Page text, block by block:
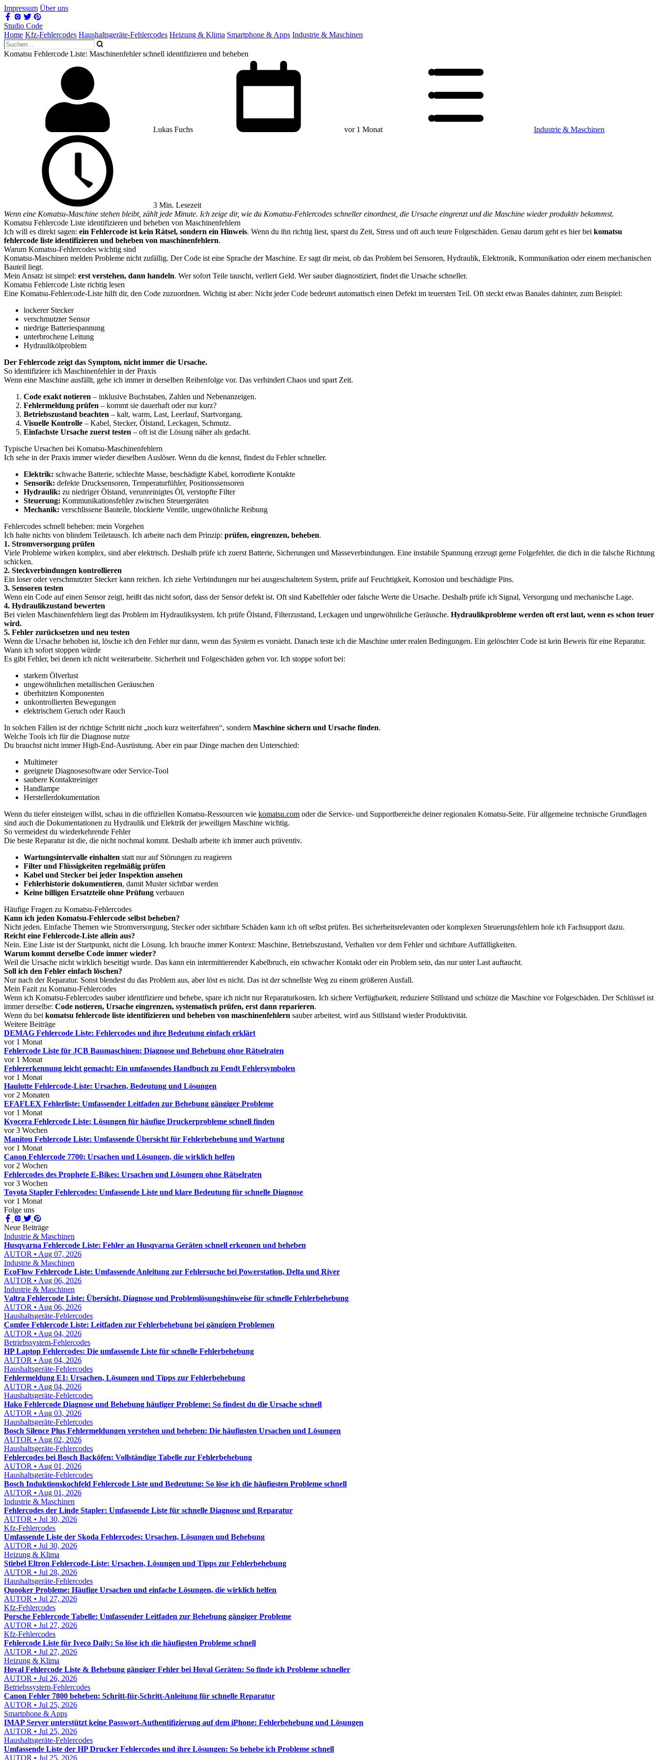
Impressum Über uns
Studio Code
Home Kfz-Fehlercodes Haushaltsgeräte-Fehlercodes Heizung & Klima Smartphone & Apps Industrie & Maschinen
Komatsu Fehlercode Liste: Maschinenfehler schnell identifizieren und beheben
Lukas Fuchs vor 1 Monat Industrie & Maschinen
3 Min. Lesezeit
Wenn eine Komatsu-Maschine stehen bleibt, zählt jede Minute. Ich zeige dir, wie du Komatsu-Fehlercodes schneller einordnest, die Ursache eingrenzt und die Maschine wieder produktiv bekommst.
Komatsu Fehlercode Liste identifizieren und beheben von Maschinenfehlern
Ich will es direkt sagen: ein Fehlercode ist kein Rätsel, sondern ein Hinweis. Wenn du ihn richtig liest, sparst du Zeit, Stress und oft auch teure Folgeschäden. Genau darum geht es hier bei komatsu
fehlercode liste identifizieren und beheben von maschinenfehlern.
Warum Komatsu-Fehlercodes wichtig sind
Komatsu-Maschinen melden Probleme nicht zufällig. Der Code ist eine Sprache der Maschine. Er sagt dir meist, ob das Problem bei Sensoren, Hydraulik, Elektronik, Kommunikation oder einem mechanischen
Bauteil liegt.
Mein Ansatz ist simpel: erst verstehen, dann handeln. Wer sofort Teile tauscht, verliert Geld. Wer sauber diagnostiziert, findet die Ursache schneller.
Komatsu Fehlercode Liste richtig lesen
Eine Komatsu-Fehlercode-Liste hilft dir, den Code zuzuordnen. Wichtig ist aber: Nicht jeder Code bedeutet automatisch einen Defekt im teuersten Teil. Oft steckt etwas Banales dahinter, zum Beispiel:
lockerer Stecker
verschmutzter Sensor
niedrige Batteriespannung
unterbrochene Leitung
Hydraulikölproblem
Der Fehlercode zeigt das Symptom, nicht immer die Ursache.
So identifiziere ich Maschinenfehler in der Praxis
Wenn eine Maschine ausfällt, gehe ich immer in derselben Reihenfolge vor. Das verhindert Chaos und spart Zeit.
Code exakt notieren – inklusive Buchstaben, Zahlen und Nebenanzeigen.
Fehlermeldung prüfen – kommt sie dauerhaft oder nur kurz?
Betriebszustand beachten – kalt, warm, Last, Leerlauf, Startvorgang.
Visuelle Kontrolle – Kabel, Stecker, Ölstand, Leckagen, Schmutz.
Einfachste Ursache zuerst testen – oft ist die Lösung näher als gedacht.
Typische Ursachen bei Komatsu-Maschinenfehlern
Ich sehe in der Praxis immer wieder dieselben Auslöser. Wenn du die kennst, findest du Fehler schneller.
Elektrik: schwache Batterie, schlechte Masse, beschädigte Kabel, korrodierte Kontakte
Sensorik: defekte Drucksensoren, Temperaturfühler, Positionssensoren
Hydraulik: zu niedriger Ölstand, verunreinigtes Öl, verstopfte Filter
Steuerung: Kommunikationsfehler zwischen Steuergeräten
Mechanik: verschlissene Bauteile, blockierte Ventile, ungewöhnliche Reibung
Fehlercodes schnell beheben: mein Vorgehen
Ich halte nichts von blindem Teiletausch. Ich arbeite nach dem Prinzip: prüfen, eingrenzen, beheben.
1. Stromversorgung prüfen
Viele Probleme wirken komplex, sind aber elektrisch. Deshalb prüfe ich zuerst Batterie, Sicherungen und Masseverbindungen. Eine instabile Spannung erzeugt gerne Folgefehler, die dich in die falsche Richtung
schicken.
2. Steckverbindungen kontrollieren
Ein loser oder verschmutzter Stecker kann reichen. Ich ziehe Verbindungen nur bei ausgeschaltetem System, prüfe auf Feuchtigkeit, Korrosion und beschädigte Pins.
3. Sensoren testen
Wenn ein Code auf einen Sensor zeigt, heißt das nicht sofort, dass der Sensor defekt ist. Oft sind Kabelfehler oder falsche Werte die Ursache. Deshalb prüfe ich Signal, Versorgung und mechanische Lage.
4. Hydraulikzustand bewerten
Bei vielen Maschinenfehlern liegt das Problem im Hydrauliksystem. Ich prüfe Ölstand, Filterzustand, Leckagen und ungewöhnliche Geräusche. Hydraulikprobleme werden oft erst laut, wenn es schon teuer
wird.
5. Fehler zurücksetzen und neu testen
Wenn die Ursache behoben ist, lösche ich den Fehler nur dann, wenn das System es vorsieht. Danach teste ich die Maschine unter realen Bedingungen. Ein gelöschter Code ist kein Beweis für eine Reparatur.
Wann ich sofort stoppen würde
Es gibt Fehler, bei denen ich nicht weiterarbeite. Sicherheit und Folgeschäden gehen vor. Ich stoppe sofort bei:
starkem Ölverlust
ungewöhnlichen metallischen Geräuschen
überhitzten Komponenten
unkontrollierten Bewegungen
elektrischem Geruch oder Rauch
In solchen Fällen ist der richtige Schritt nicht „noch kurz weiterfahren“, sondern Maschine sichern und Ursache finden.
Welche Tools ich für die Diagnose nutze
Du brauchst nicht immer High-End-Ausrüstung. Aber ein paar Dinge machen den Unterschied:
Multimeter
geeignete Diagnosesoftware oder Service-Tool
saubere Kontaktreiniger
Handlampe
Herstellerdokumentation
Wenn du tiefer einsteigen willst, schau in die offiziellen Komatsu-Ressourcen wie komatsu.com oder die Service- und Supportbereiche deiner regionalen Komatsu-Seite. Für allgemeine technische Grundlagen
sind auch die Dokumentationen zu Hydraulik und Elektrik der jeweiligen Maschine wichtig.
So vermeidest du wiederkehrende Fehler
Die beste Reparatur ist die, die nicht nochmal kommt. Deshalb arbeite ich immer auch präventiv.
Wartungsintervalle einhalten statt nur auf Störungen zu reagieren
Filter und Flüssigkeiten regelmäßig prüfen
Kabel und Stecker bei jeder Inspektion ansehen
Fehlerhistorie dokumentieren, damit Muster sichtbar werden
Keine billigen Ersatzteile ohne Prüfung verbauen
Häufige Fragen zu Komatsu-Fehlercodes
Kann ich jeden Komatsu-Fehlercode selbst beheben?
Nicht jeden. Einfache Themen wie Stromversorgung, Stecker oder sichtbare Schäden kann ich oft selbst prüfen. Bei sicherheitsrelevanten oder komplexen Steuerungsfehlern hole ich Fachsupport dazu.
Reicht eine Fehlercode-Liste allein aus?
Nein. Eine Liste ist der Startpunkt, nicht die Lösung. Ich brauche immer Kontext: Maschine, Betriebszustand, Verhalten vor dem Fehler und sichtbare Auffälligkeiten.
Warum kommt derselbe Code immer wieder?
Weil die Ursache nicht wirklich beseitigt wurde. Das kann ein intermittierender Kabelbruch, ein schwacher Kontakt oder ein Problem sein, das nur unter Last auftaucht.
Soll ich den Fehler einfach löschen?
Nur nach der Reparatur. Sonst blendest du das Problem aus, aber löst es nicht. Das ist der schnellste Weg zu einem größeren Ausfall.
Mein Fazit zu Komatsu-Fehlercodes
Wenn ich Komatsu-Fehlercodes sauber identifiziere und behebe, spare ich nicht nur Reparaturkosten. Ich sichere Verfügbarkeit, reduziere Stillstand und schütze die Maschine vor Folgeschäden. Der Schlüssel ist
immer derselbe: Code notieren, Ursache eingrenzen, systematisch prüfen, erst dann reparieren.
Wenn du bei komatsu fehlercode liste identifizieren und beheben von maschinenfehlern sauber arbeitest, wird aus Stillstand wieder Produktivität.
Weitere Beiträge
DEMAG Fehlercode Liste: Fehlercodes und ihre Bedeutung einfach erklärt
vor 1 Monat
Fehlercode Liste für JCB Baumaschinen: Diagnose und Behebung ohne Rätselraten
vor 1 Monat
Fehlererkennung leicht gemacht: Ein umfassendes Handbuch zu Fendt Fehlersymbolen
vor 1 Monat
Haulotte Fehlercode-Liste: Ursachen, Bedeutung und Lösungen
vor 2 Monaten
EFAFLEX Fehlerliste: Umfassender Leitfaden zur Behebung gängiger Probleme
vor 1 Monat
Kyocera Fehlercode Liste: Lösungen für häufige Druckerprobleme schnell finden
vor 3 Wochen
Manitou Fehlercode Liste: Umfassende Übersicht für Fehlerbehebung und Wartung
vor 1 Monat
Canon Fehlercode 7700: Ursachen und Lösungen, die wirklich helfen
vor 2 Wochen
Fehlercodes des Prophete E-Bikes: Ursachen und Lösungen ohne Rätselraten
vor 3 Wochen
Toyota Stapler Fehlercodes: Umfassende Liste und klare Bedeutung für schnelle Diagnose
vor 1 Monat
Folge uns
Neue Beiträge
Industrie & Maschinen
Husqvarna Fehlercode Liste: Fehler an Husqvarna Geräten schnell erkennen und beheben
AUTOR • Aug 07, 2026
Industrie & Maschinen
EcoFlow Fehlercode Liste: Umfassende Anleitung zur Fehlersuche bei Powerstation, Delta und River
AUTOR • Aug 06, 2026
Industrie & Maschinen
Valtra Fehlercode Liste: Übersicht, Diagnose und Problemlösungshinweise für schnelle Fehlerbehebung
AUTOR • Aug 06, 2026
Haushaltsgeräte-Fehlercodes
Comfee Fehlercode Liste: Leitfaden zur Fehlerbehebung bei gängigen Problemen
AUTOR • Aug 04, 2026
Betriebssystem-Fehlercodes
HP Laptop Fehlercodes: Die umfassende Liste für schnelle Fehlerbehebung
AUTOR • Aug 04, 2026
Haushaltsgeräte-Fehlercodes
Fehlermeldung E1: Ursachen, Lösungen und Tipps zur Fehlerbehebung
AUTOR • Aug 04, 2026
Haushaltsgeräte-Fehlercodes
Hako Fehlercode Diagnose und Behebung häufiger Probleme: So findest du die Ursache schnell
AUTOR • Aug 03, 2026
Haushaltsgeräte-Fehlercodes
Bosch Silence Plus Fehlermeldungen verstehen und beheben: Die häufigsten Ursachen und Lösungen
AUTOR • Aug 02, 2026
Haushaltsgeräte-Fehlercodes
Fehlercodes bei Bosch Backöfen: Vollständige Tabelle zur Fehlerbehebung
AUTOR • Aug 01, 2026
Haushaltsgeräte-Fehlercodes
Bosch Induktionskochfeld Fehlercode Liste und Bedeutung: So löse ich die häufigsten Probleme schnell
AUTOR • Aug 01, 2026
Industrie & Maschinen
Fehlercodes der Linde Stapler: Umfassende Liste für schnelle Diagnose und Reparatur
AUTOR • Jul 30, 2026
Kfz-Fehlercodes
Umfassende Liste der Skoda Fehlercodes: Ursachen, Lösungen und Behebung
AUTOR • Jul 30, 2026
Heizung & Klima
Stiebel Eltron Fehlercode-Liste: Ursachen, Lösungen und Tipps zur Fehlerbehebung
AUTOR • Jul 28, 2026
Haushaltsgeräte-Fehlercodes
Quooker Probleme: Häufige Ursachen und einfache Lösungen, die wirklich helfen
AUTOR • Jul 27, 2026
Kfz-Fehlercodes
Porsche Fehlercode Tabelle: Umfassender Leitfaden zur Behebung gängiger Probleme
AUTOR • Jul 27, 2026
Kfz-Fehlercodes
Fehlercode Liste für Iveco Daily: So löse ich die häufigsten Probleme schnell
AUTOR • Jul 27, 2026
Heizung & Klima
Hoval Fehlercode Liste & Behebung gängiger Fehler bei Hoval Geräten: So finde ich Probleme schneller
AUTOR • Jul 26, 2026
Betriebssystem-Fehlercodes
Canon Fehler 7800 beheben: Schritt-für-Schritt-Anleitung für schnelle Reparatur
AUTOR • Jul 25, 2026
Smartphone & Apps
IMAP Server unterstützt keine Passwort-Authentifizierung auf dem iPhone: Fehlerbehebung und Lösungen
AUTOR • Jul 25, 2026
Haushaltsgeräte-Fehlercodes
Umfassende Liste der HP Drucker Fehlercodes und ihre Lösungen: So behebe ich Probleme schnell
AUTOR • Jul 25, 2026